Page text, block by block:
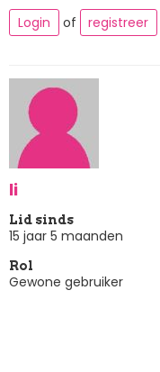
Login
of registreer
li
Lid sinds
15 jaar 5 maanden
Rol
Gewone gebruiker